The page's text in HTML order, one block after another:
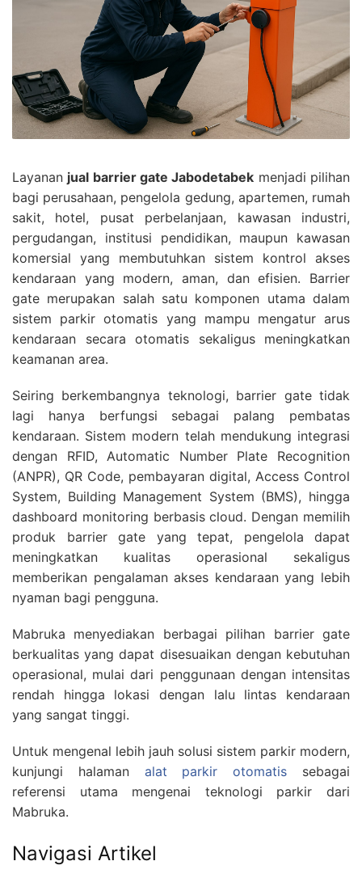
Layanan jual barrier gate Jabodetabek menjadi pilihan
bagi perusahaan, pengelola gedung, apartemen, rumah
sakit, hotel, pusat perbelanjaan, kawasan industri,
pergudangan, institusi pendidikan, maupun kawasan
komersial yang membutuhkan sistem kontrol akses
kendaraan yang modern, aman, dan efisien. Barrier
gate merupakan salah satu komponen utama dalam
sistem parkir otomatis yang mampu mengatur arus
kendaraan secara otomatis sekaligus meningkatkan
keamanan area.
Seiring berkembangnya teknologi, barrier gate tidak
lagi hanya berfungsi sebagai palang pembatas
kendaraan. Sistem modern telah mendukung integrasi
dengan RFID, Automatic Number Plate Recognition
(ANPR), QR Code, pembayaran digital, Access Control
System, Building Management System (BMS), hingga
dashboard monitoring berbasis cloud. Dengan memilih
produk barrier gate yang tepat, pengelola dapat
meningkatkan kualitas operasional sekaligus
memberikan pengalaman akses kendaraan yang lebih
nyaman bagi pengguna.
Mabruka menyediakan berbagai pilihan barrier gate
berkualitas yang dapat disesuaikan dengan kebutuhan
operasional, mulai dari penggunaan dengan intensitas
rendah hingga lokasi dengan lalu lintas kendaraan
yang sangat tinggi.
Untuk mengenal lebih jauh solusi sistem parkir modern,
kunjungi halaman alat parkir otomatis sebagai
referensi utama mengenai teknologi parkir dari
Mabruka.
Navigasi Artikel